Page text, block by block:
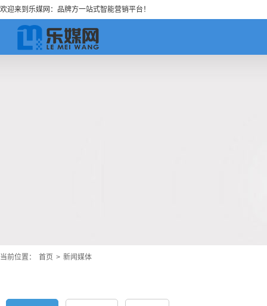
欢迎来到乐媒网：品牌方一站式智能营销平台！
当前位置： 首页 > 新闻媒体